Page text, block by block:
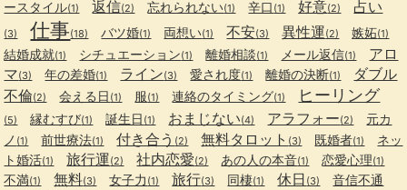
ースタイル(1) 返信(2) 忘れられない(1) 辛口 (1) 好意(2) 占い
(3) 仕事(18) バツ婚(1) 両想い(1) 不安(3) 異性運(2) 嫉妬(1)
結婚成就(1) シチュエーション(1) 離婚相談(1) メール返信(1)
アロ
マ(3) 年の差婚(1) ライン(3) 愛され度(1) 離婚の決断(1)
ダブル
不倫(2) 会える日 (1) 服(1) 連絡のタイミング(1) ヒーリング
(5) 縁むすび(1) 誕生日 (1) おまじない(4) アラフォー(2)
元カ
ノ (1) 前世療法(1) 付き合う (2) 無料タロット (3) 既婚者(1)
ネッ
ト婚活(1) 旅行運(2) 社内恋愛(2) あの人の本音(1) 恋愛心理(1)
不満(1) 無料(3) 女子力 (1) 旅行(3) 同棲(1) 休日 (3) 音信不通